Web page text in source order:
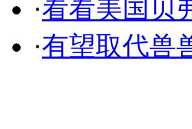
·看看美国贝
·有望取代兽